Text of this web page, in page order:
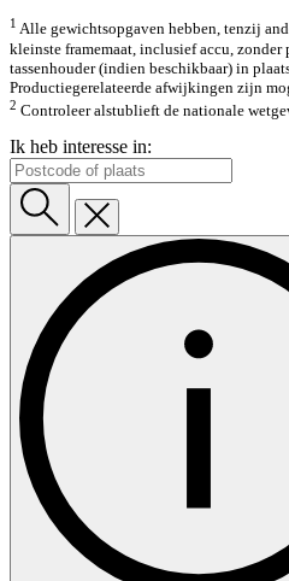
1 Alle gewichtsopgaven hebben, tenzij
kleinste framemaat, inclusief accu,
tassenhouder (indien beschikbaar) in
Productiegerelateerde afwijkingen zijn
2 Controleer alstublieft de nationale
Ik heb interesse in: